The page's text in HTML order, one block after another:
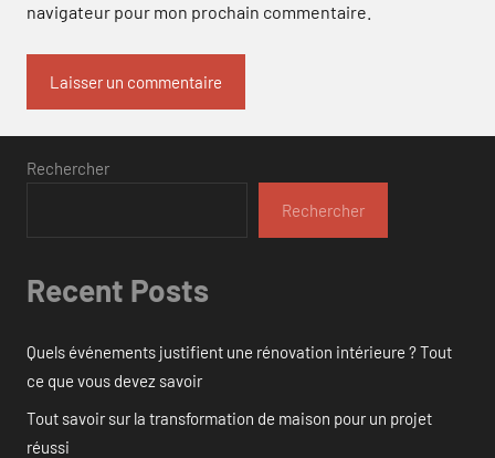
navigateur pour mon prochain commentaire.
Rechercher
Rechercher
Recent Posts
Quels événements justifient une rénovation intérieure ? Tout
ce que vous devez savoir
Tout savoir sur la transformation de maison pour un projet
réussi